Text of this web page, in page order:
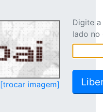
[trocar imagem]
Digite
lado no